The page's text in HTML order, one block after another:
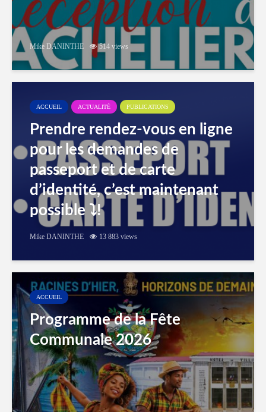
Mike DANINTHE 514 views
ACCUEIL ACTUALITÉ PUBLICATIONS
Prendre rendez-vous en ligne
pour les demandes de
passeport et de carte
d’identité, c’est maintenant
possible ⤵️!
Mike DANINTHE 13 883 views
ACCUEIL
Programme de la Fête
Communale 2026